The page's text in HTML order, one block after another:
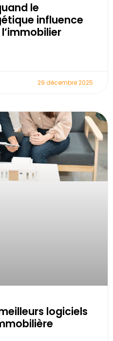
le
influence
29 décembre 2025
logiciels